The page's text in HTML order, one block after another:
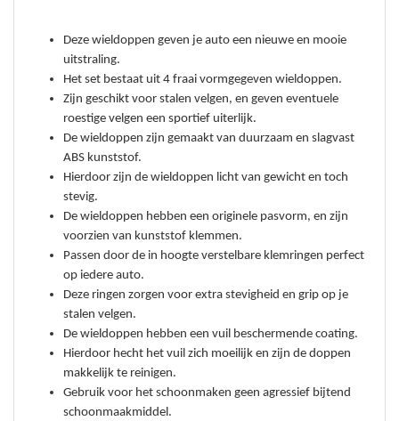
Deze wieldoppen geven je auto een nieuwe en mooie
uitstraling.
Het set bestaat uit 4 fraai vormgegeven wieldoppen.
Zijn geschikt voor stalen velgen, en geven eventuele
roestige velgen een sportief uiterlijk.
De wieldoppen zijn gemaakt van duurzaam en slagvast
ABS kunststof.
Hierdoor zijn de wieldoppen licht van gewicht en toch
stevig.
De wieldoppen hebben een originele pasvorm, en zijn
voorzien van kunststof klemmen.
Passen door de in hoogte verstelbare klemringen perfect
op iedere auto.
Deze ringen zorgen voor extra stevigheid en grip op je
stalen velgen.
De wieldoppen hebben een vuil beschermende coating.
Hierdoor hecht het vuil zich moeilijk en zijn de doppen
makkelijk te reinigen.
Gebruik voor het schoonmaken geen agressief bijtend
schoonmaakmiddel.